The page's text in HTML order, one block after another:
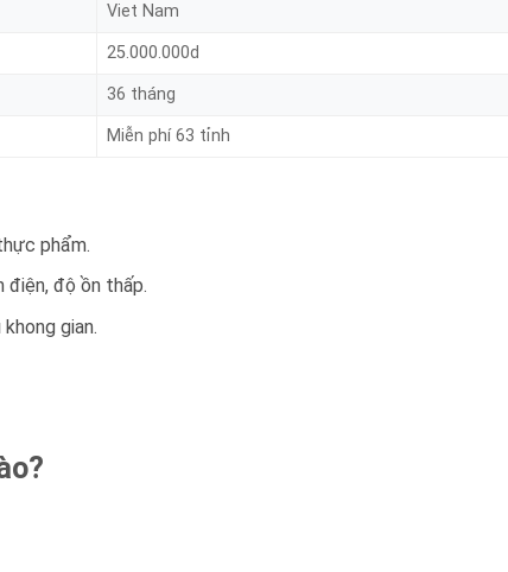
Viet Nam
25.000.000d
36 tháng
Miễn phí 63 tỉnh
phẩm.
độ ồn thấp.
gian.